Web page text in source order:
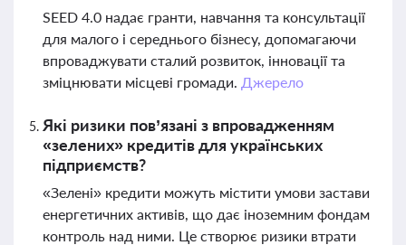
SEED 4.0 надає гранти, навчання та консультації
для малого і середнього бізнесу, допомагаючи
впроваджувати сталий розвиток, інновації та
зміцнювати місцеві громади. Джерело
Які ризики пов’язані з впровадженням
«зелених» кредитів для українських
підприємств?
«Зелені» кредити можуть містити умови застави
енергетичних активів, що дає іноземним фондам
контроль над ними. Це створює ризики втрати